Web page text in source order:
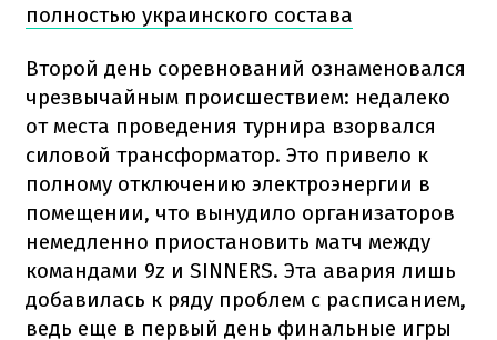
полностью украинского состава
Второй день соревнований ознаменовался
чрезвычайным происшествием: недалеко
от места проведения турнира взорвался
силовой трансформатор. Это привело к
полному отключению электроэнергии в
помещении, что вынудило организаторов
немедленно приостановить матч между
командами 9z и SINNERS. Эта авария лишь
добавилась к ряду проблем с расписанием,
ведь еще в первый день финальные игры